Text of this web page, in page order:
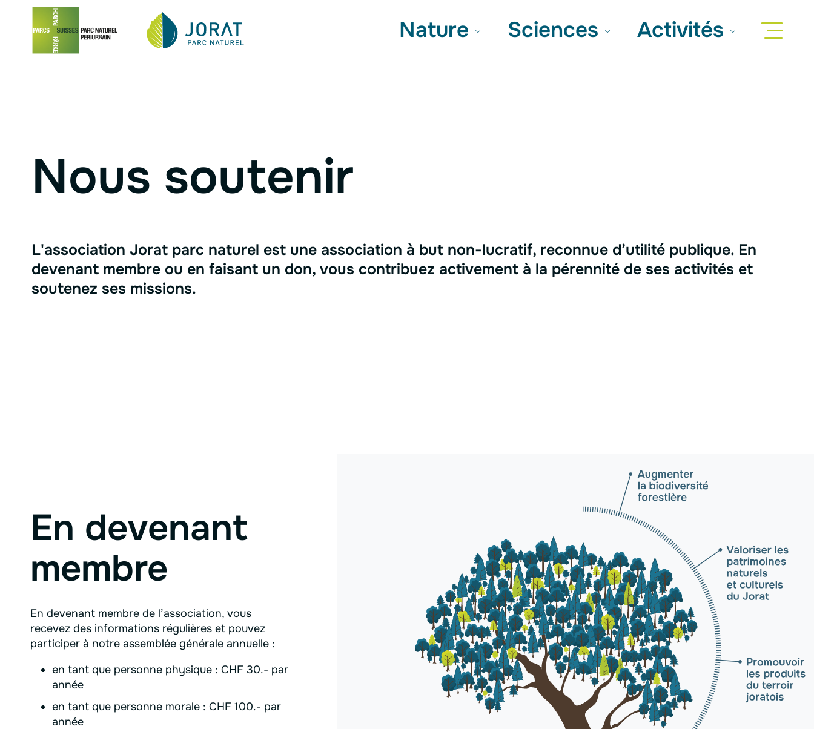
Navigation interne
Menu
Contenu
Pied de page
Nature Sciences Activités
Nous soutenir
L'association Jorat parc naturel est une association à but non-lucratif, reconnue d’utilité publique. En
devenant membre ou en faisant un don, vous contribuez activement à la pérennité de ses activités et
soutenez ses missions.
En devenant
membre
En devenant membre de l’association, vous
recevez des informations régulières et pouvez
participer à notre assemblée générale annuelle :
en tant que personne physique : CHF 30.- par
année
en tant que personne morale : CHF 100.- par
année